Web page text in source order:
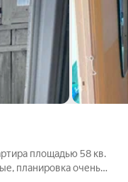
площадью 58 кв.
планировка очень